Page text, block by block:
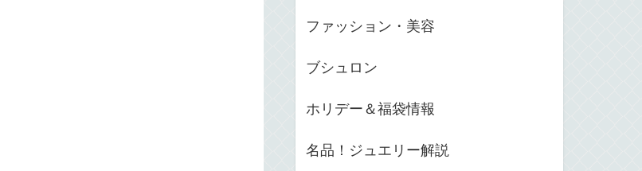
ファッション・美容
ブシュロン
ホリデー＆福袋情報
名品！ジュエリー解説